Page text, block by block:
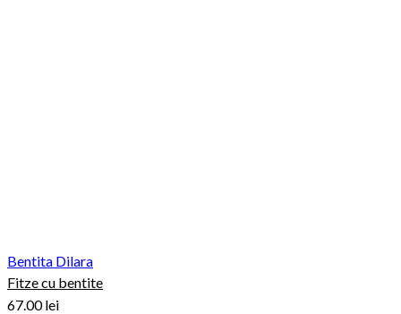
Bentita Dilara
Fitze cu bentite
67.00lei